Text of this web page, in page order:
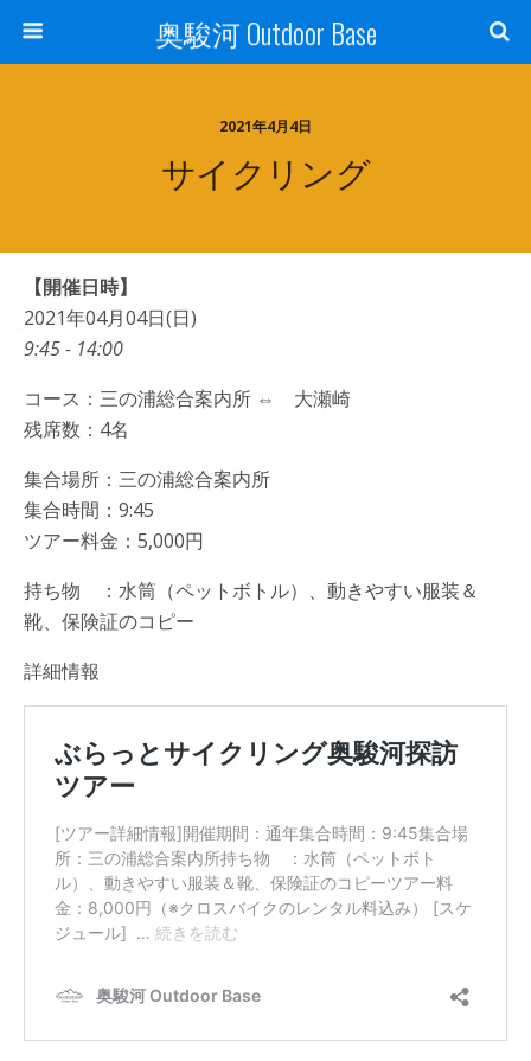
奥駿河 Outdoor Base
2021年4月4日
サイクリング
【開催日時】
2021年04月04日(日)
9:45 - 14:00
コース：三の浦総合案内所 ⇔ 大瀬崎
残席数：4名
集合場所：三の浦総合案内所
集合時間：9:45
ツアー料金：5,000円
持ち物 ：水筒（ペットボトル）、動きやすい服装＆
靴、保険証のコピー
詳細情報